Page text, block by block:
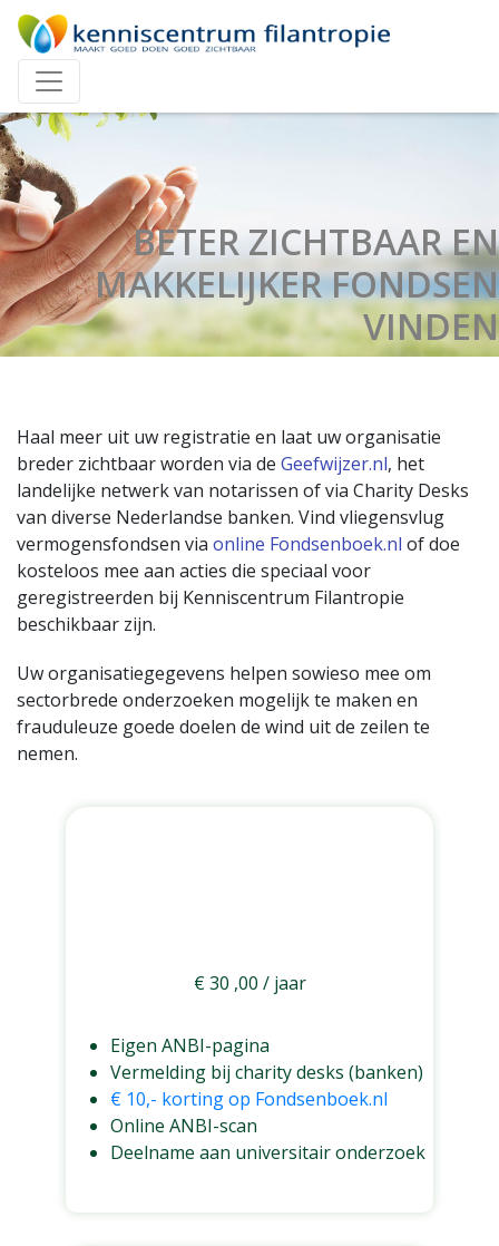
BETER ZICHTBAAR EN
MAKKELIJKER FONDSEN
VINDEN
Haal meer uit uw registratie en laat uw organisatie
breder zichtbaar worden via de Geefwijzer.nl, het
landelijke netwerk van notarissen of via Charity Desks
van diverse Nederlandse banken. Vind vliegensvlug
vermogensfondsen via online Fondsenboek.nl of doe
kosteloos mee aan acties die speciaal voor
geregistreerden bij Kenniscentrum Filantropie
beschikbaar zijn.
Uw organisatiegegevens helpen sowieso mee om
sectorbrede onderzoeken mogelijk te maken en
frauduleuze goede doelen de wind uit de zeilen te
nemen.
€30 ,00 / jaar
Eigen ANBI-pagina
Vermelding bij charity desks (banken)
€ 10,- korting op Fondsenboek.nl
Online ANBI-scan
Deelname aan universitair onderzoek